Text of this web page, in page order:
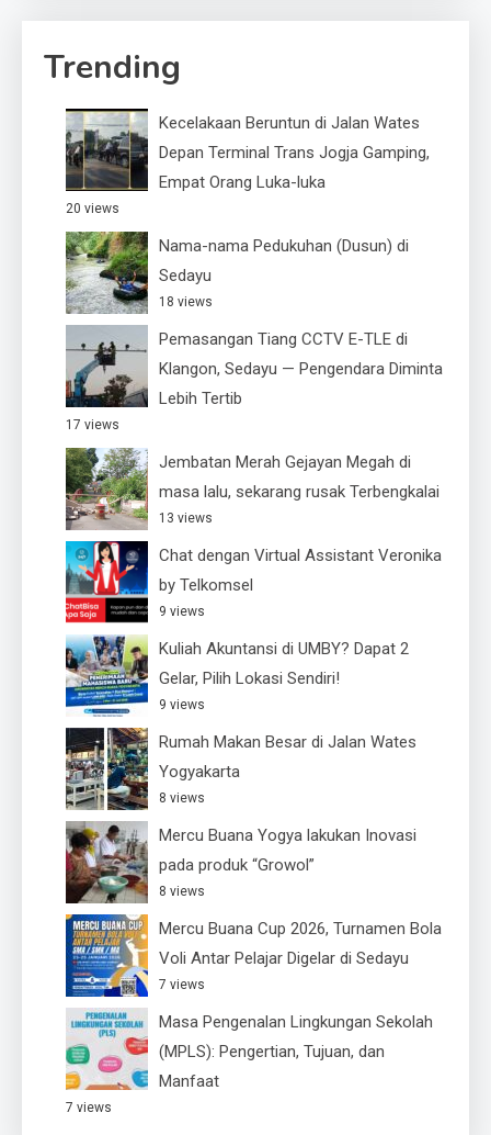
Trending
Kecelakaan Beruntun di Jalan Wates
Depan Terminal Trans Jogja Gamping,
Empat Orang Luka-luka
20 views
Nama-nama Pedukuhan (Dusun) di
Sedayu
18 views
Pemasangan Tiang CCTV E-TLE di
Klangon, Sedayu — Pengendara Diminta
Lebih Tertib
17 views
Jembatan Merah Gejayan Megah di
masa lalu, sekarang rusak Terbengkalai
13 views
Chat dengan Virtual Assistant Veronika
by Telkomsel
9 views
Kuliah Akuntansi di UMBY? Dapat 2
Gelar, Pilih Lokasi Sendiri!
9 views
Rumah Makan Besar di Jalan Wates
Yogyakarta
8 views
Mercu Buana Yogya lakukan Inovasi
pada produk “Growol”
8 views
Mercu Buana Cup 2026, Turnamen Bola
Voli Antar Pelajar Digelar di Sedayu
7 views
Masa Pengenalan Lingkungan Sekolah
(MPLS): Pengertian, Tujuan, dan
Manfaat
7 views